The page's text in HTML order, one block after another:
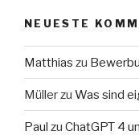
NEUESTE
Matthias zu
Müllerzu Was sind
Paul zu ChatGPT 4